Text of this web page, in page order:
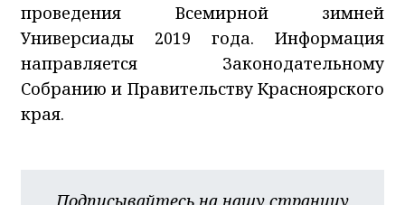
проведения Всемирной зимней
Универсиады 2019 года. Информация
направляется Законодательному
Собранию и Правительству Красноярского
края.
Подписывайтесь на нашу страницу